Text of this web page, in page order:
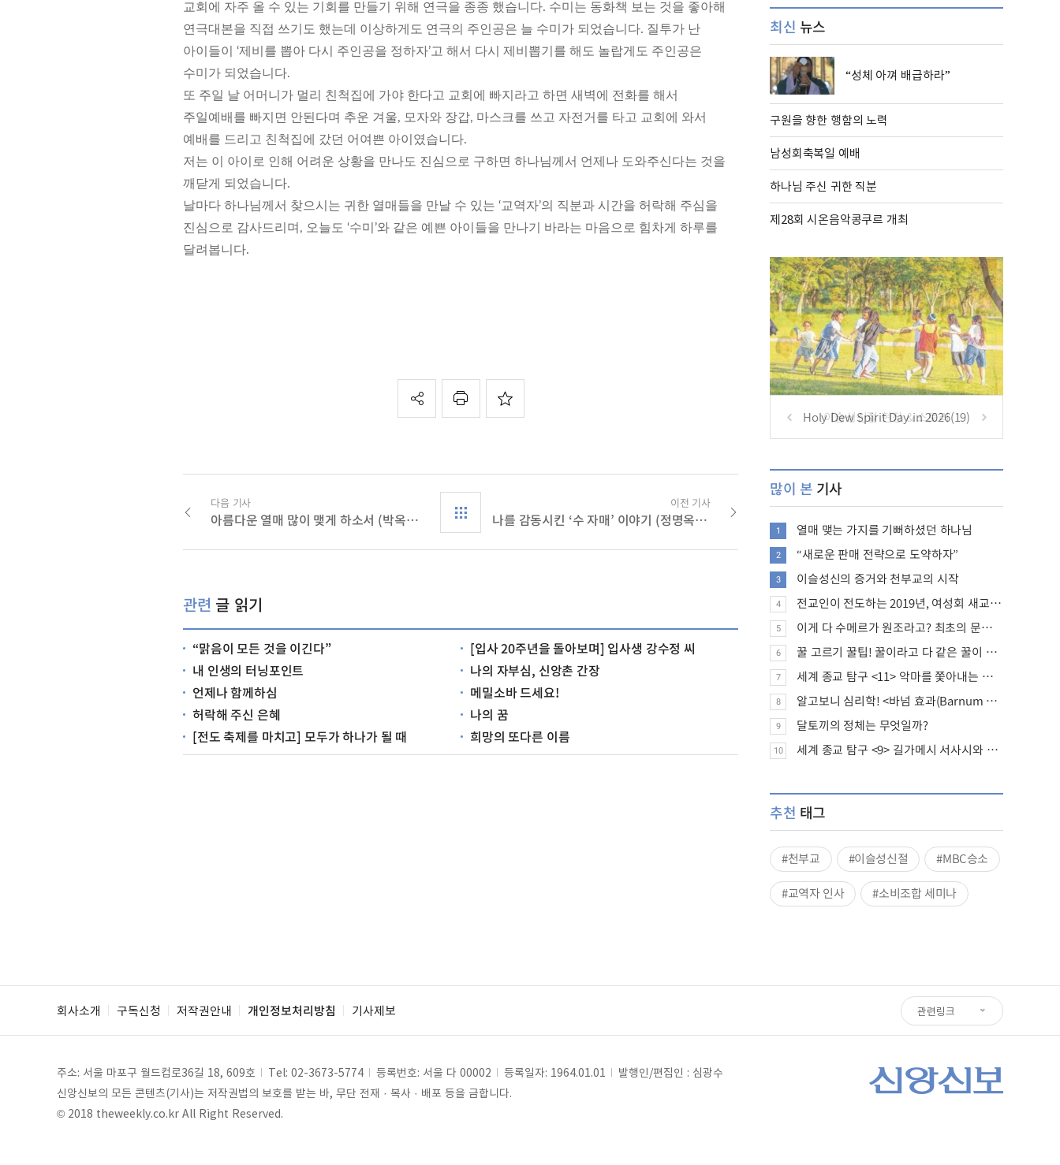
교회에 자주 올 수 있는 기회를 만들기 위해 연극을 종종 했습니다. 수미는 동화책 보는 것을 좋아해
연극대본을 직접 쓰기도 했는데 이상하게도 연극의 주인공은 늘 수미가 되었습니다. 질투가 난
아이들이 ‘제비를 뽑아 다시 주인공을 정하자’고 해서 다시 제비뽑기를 해도 놀랍게도 주인공은
수미가 되었습니다.
또 주일 날 어머니가 멀리 친척집에 가야 한다고 교회에 빠지라고 하면 새벽에 전화를 해서
주일예배를 빠지면 안된다며 추운 겨울, 모자와 장갑, 마스크를 쓰고 자전거를 타고 교회에 와서
예배를 드리고 친척집에 갔던 어여쁜 아이였습니다.
저는 이 아이로 인해 어려운 상황을 만나도 진심으로 구하면 하나님께서 언제나 도와주신다는 것을
깨닫게 되었습니다.
날마다 하나님께서 찾으시는 귀한 열매들을 만날 수 있는 ‘교역자’의 직분과 시간을 허락해 주심을
진심으로 감사드리며, 오늘도 ‘수미’와 같은 예쁜 아이들을 만나기 바라는 마음으로 힘차게 하루를
달려봅니다.
다음 기사
아름다운 열매 많이 맺게 하소서 (박옥순/소사교회)
이전 기사
나를 감동시킨 ‘수 자매’ 이야기 (정명옥/대전교회)
관련 글 읽기
“맑음이 모든 것을 이긴다”
[입사 20주년을 돌아보며] 입사생 강수정 씨
내 인생의 터닝포인트
나의 자부심, 신앙촌 간장
언제나 함께하심
메밀소바 드세요!
허락해 주신 은혜
나의 꿈
[전도 축제를 마치고] 모두가 하나가 될 때
희망의 또다른 이름
최신 뉴스
“성체 아껴 배급하라”
구원을 향한 행함의 노력
남성회축복일 예배
하나님 주신 귀한 직분
제28회 시온음악콩쿠르 개최
Holy Dew Spirit Day in 2026(19)
많이 본 기사
1 열매 맺는 가지를 기뻐하셨던 하나님
2 “새로운 판매 전략으로 도약하자”
3 이슬성신의 증거와 천부교의 시작
4 전교인이 전도하는 2019년, 여성회 새교인 증가 추세
5 이게 다 수메르가 원조라고? 최초의 문명, 수메르는 어떤 문명이었을까?
6 꿀 고르기 꿀팁! 꿀이라고 다 같은 꿀이 아니다!
7 세계 종교 탐구 <11> 악마를 쫓아내는 의식의 뿌리에 대하여
8 알고보니 심리학! <바넘 효과(Barnum effect)>
9 달토끼의 정체는 무엇일까?
10 세계 종교 탐구 <9> 길가메시 서사시와 성경에 대하여
추천 태그
#천부교 #이슬성신절
#MBC승소
#교역자 인사
#소비조합 세미나
회사소개 구독신청 저작권안내 개인정보처리방침 기사제보 관련링크
주소: 서울 마포구 월드컵로36길 18, 609호 Tel: 02-3673-5774 등록번호: 서울 다 00002 등록일자: 1964.01.01
발행인/편집인 : 심광수
신앙신보의 모든 콘텐츠(기사)는 저작권법의 보호를 받는 바, 무단 전재 · 복사 · 배포 등을 금합니다.
© 2018 theweekly.co.kr All Right Reserved.